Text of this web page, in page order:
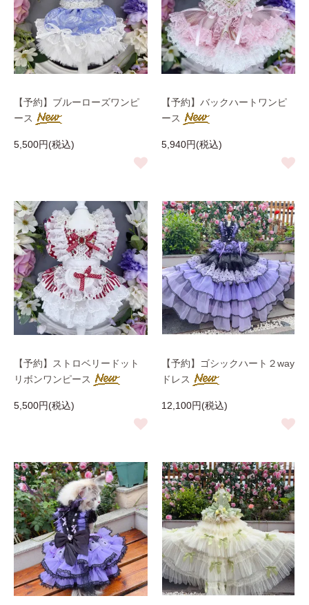
【予約】ブルーローズワンピ
ース
5,500円(税込)
【予約】バックハートワンピ
ース
5,940円(税込)
【予約】ストロベリードット
リボンワンピース
5,500円(税込)
【予約】ゴシックハート２way
ドレス
12,100円(税込)